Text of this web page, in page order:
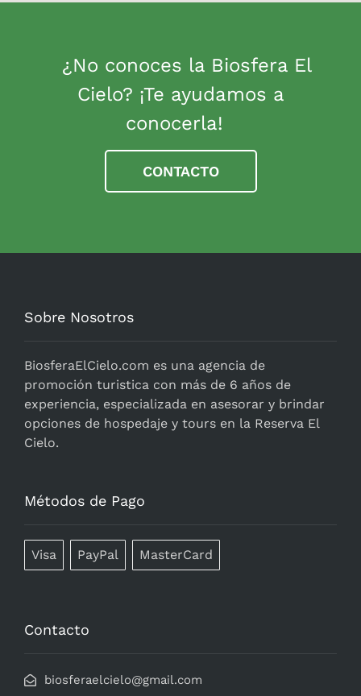
¿No conoces la Biosfera El
Cielo? ¡Te ayudamos a
conocerla!
CONTACTO
Sobre Nosotros
BiosferaElCielo.com es una agencia de
promoción turistica con más de 6 años de
experiencia, especializada en asesorar y brindar
opciones de hospedaje y tours en la Reserva El
Cielo.
Métodos de Pago
Visa PayPal MasterCard
Contacto
biosferaelcielo@gmail.com